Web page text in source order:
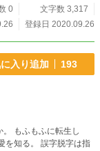
0
文字数 3,317
登録日 2020.09.26
入り追加 193
し